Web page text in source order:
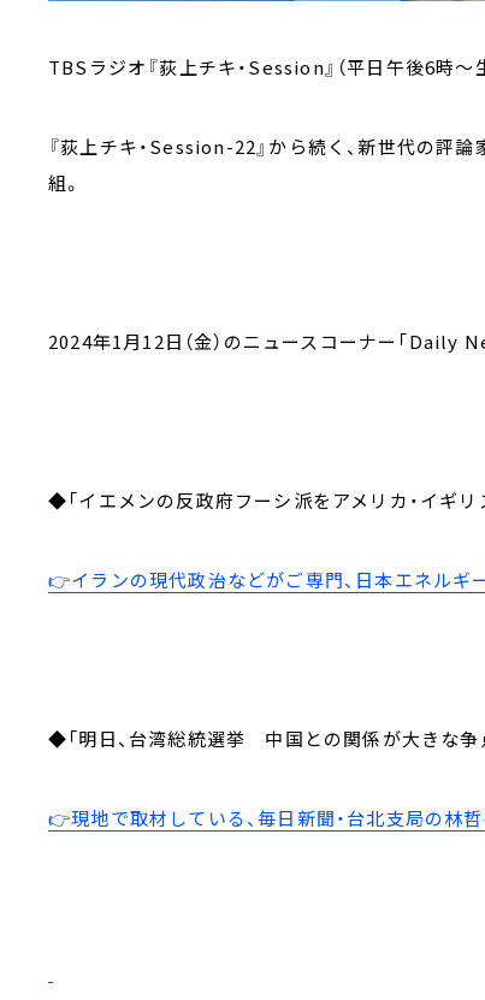
TBSラジオ『荻上チキ・Session』（平日午後6時～
『荻上チキ・Session-22』から続く、新世代の評
組。
2024年1月12日（金）のニュースコーナー「Daily
◆「イエメンの反政府フーシ派をアメリカ・イギリ
👉イランの現代政治などがご専門、日本エネルギ
◆「明日、台湾総統選挙 中国との関係が大きな争
👉現地で取材している、毎日新聞・台北支局の林